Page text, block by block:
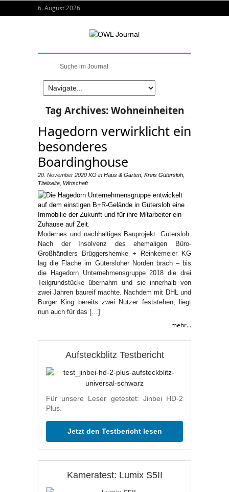
6. August 2026
Tag Archives:Wohneinheiten
Hagedorn verwirklicht ein
besonderes
Boardinghouse
20. November 2020 KO in Haus & Garten Kreis Gütersloh
Titelseite Wirtschaft
Modernes und nachhaltiges Bauprojekt. Gütersloh.
Nach der Insolvenz des ehemaligen Büro-
Großhändlers Brüggershemke + Reinkemeier KG
lag die Fläche im Gütersloher Norden brach – bis
die Hagedorn Unternehmensgruppe 2018 die drei
Teilgrundstücke übernahm und sie innerhalb von
zwei Jahren baureif machte. Nachdem mit DHL und
Burger King bereits zwei Nutzer feststehen, liegt
nun auch für das […]
mehr...
Aufsteckblitz Testbericht
Für unsere Leser getestet: Jinbei HD-2
Plus.
Jetzt den Testbericht lesen
Kameratest: Lumix S5II